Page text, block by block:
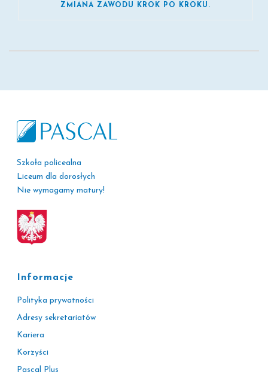
ZMIANA ZAWODU KROK PO KROKU.
Szkoła policealna
Liceum dla dorosłych
Nie wymagamy matury!
Informacje
Polityka prywatności
Adresy sekretariatów
Kariera
Korzyści
Pascal Plus